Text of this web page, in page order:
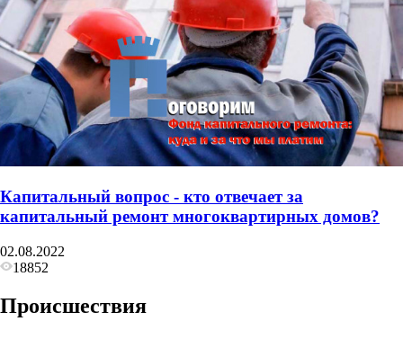
Капитальный вопрос - кто отвечает за
капитальный ремонт многоквартирных домов?
02.08.2022
18852
Происшествия